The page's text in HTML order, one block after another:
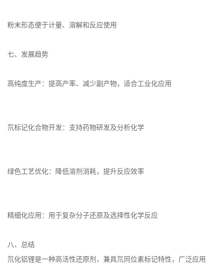
粉末形态便于计量、溶解和反应使用
七、发展趋势
高纯度生产：提高产率、减少副产物，适合工业化应用
氘标记化合物开发：支持药物研发及分析化学
绿色工艺优化：降低溶剂消耗，提升反应效率
精细化应用：用于复杂分子还原及选择性化学反应
八、总结
氘化铝锂是一种高活性还原剂，兼具氘同位素标记特性，广泛应用